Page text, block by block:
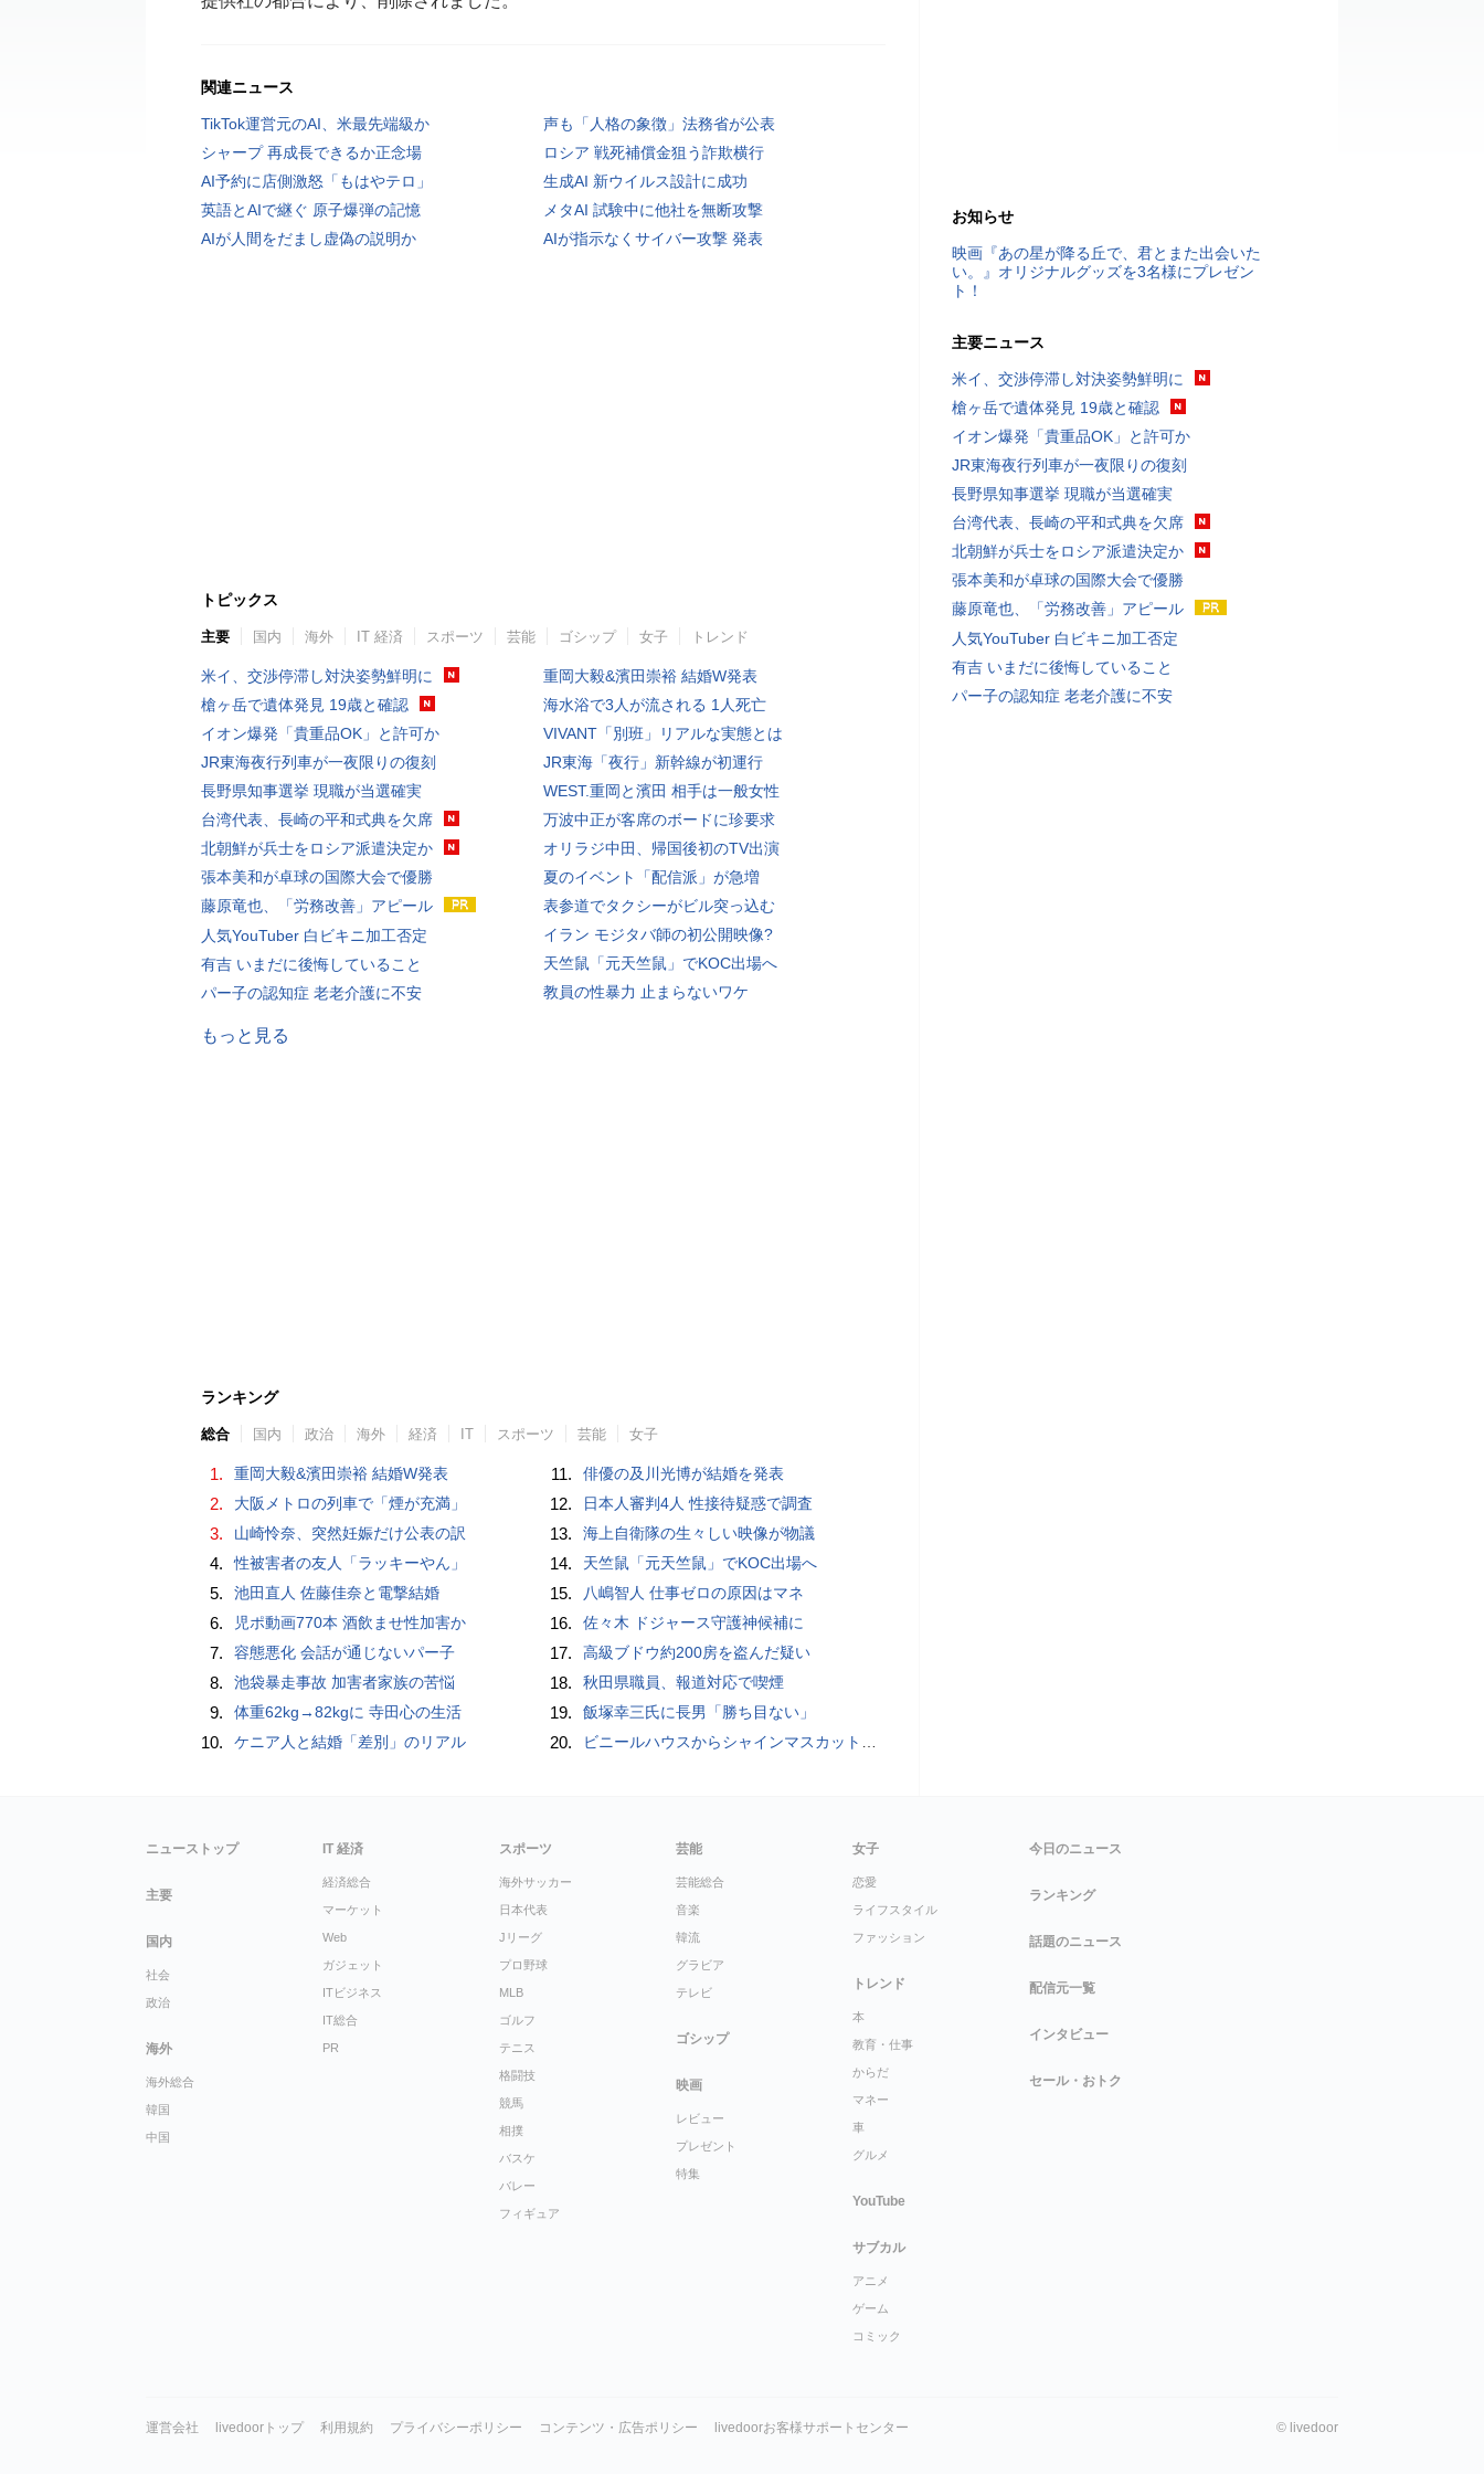
関連ニュース
TikTok運営元のAI、米最先端級か
声も「人格の象徴」法務省が公表
シャープ 再成長できるか正念場
ロシア 戦死補償金狙う詐欺横行
AI予約に店側激怒「もはやテロ」
生成AI 新ウイルス設計に成功
英語とAIで継ぐ 原子爆弾の記憶
メタAI 試験中に他社を無断攻撃
AIが人間をだまし虚偽の説明か
AIが指示なくサイバー攻撃 発表
トピックス
主要 国内 海外 IT 経済 スポーツ 芸能 ゴシップ 女子 トレンド
米イ、交渉停滞し対決姿勢鮮明に
槍ヶ岳で遺体発見 19歳と確認
イオン爆発「貴重品OK」と許可か
JR東海夜行列車が一夜限りの復刻
長野県知事選挙 現職が当選確実
台湾代表、長崎の平和式典を欠席
北朝鮮が兵士をロシア派遣決定か
張本美和が卓球の国際大会で優勝
藤原竜也、「労務改善」アピール
人気YouTuber 白ビキニ加工否定
有吉 いまだに後悔していること
パー子の認知症 老老介護に不安
重岡大毅&濱田崇裕 結婚W発表
海水浴で3人が流される 1人死亡
VIVANT「別班」リアルな実態とは
JR東海「夜行」新幹線が初運行
WEST.重岡と濱田 相手は一般女性
万波中正が客席のボードに珍要求
オリラジ中田、帰国後初のTV出演
夏のイベント「配信派」が急増
表参道でタクシーがビル突っ込む
イラン モジタバ師の初公開映像?
天竺鼠「元天竺鼠」でKOC出場へ
教員の性暴力 止まらないワケ
もっと見る
ランキング
総合 国内 政治 海外 経済 IT スポーツ 芸能 女子
1. 重岡大毅&濱田崇裕 結婚W発表
2. 大阪メトロの列車で「煙が充満」
3. 山崎怜奈、突然妊娠だけ公表の訳
4. 性被害者の友人「ラッキーやん」
5. 池田直人 佐藤佳奈と電撃結婚
6. 児ポ動画770本 酒飲ませ性加害か
7. 容態悪化 会話が通じないパー子
8. 池袋暴走事故 加害者家族の苦悩
9. 体重62kg→82kgに 寺田心の生活
10. ケニア人と結婚「差別」のリアル
11. 俳優の及川光博が結婚を発表
12. 日本人審判4人 性接待疑惑で調査
13. 海上自衛隊の生々しい映像が物議
14. 天竺鼠「元天竺鼠」でKOC出場へ
15. 八嶋智人 仕事ゼロの原因はマネ
16. 佐々木 ドジャース守護神候補に
17. 高級ブドウ約200房を盗んだ疑い
18. 秋田県職員、報道対応で喫煙
19. 飯塚幸三氏に長男「勝ち目ない」
20. ビニールハウスからシャインマスカット約200房を盗んだ疑い ネットで販売か 無職の男（42）逮捕 岡山県警
お知らせ
映画『あの星が降る丘で、君とまた出会いた
い。』オリジナルグッズを3名様にプレゼン
ト！
主要ニュース
米イ、交渉停滞し対決姿勢鮮明に
槍ヶ岳で遺体発見 19歳と確認
イオン爆発「貴重品OK」と許可か
JR東海夜行列車が一夜限りの復刻
長野県知事選挙 現職が当選確実
台湾代表、長崎の平和式典を欠席
北朝鮮が兵士をロシア派遣決定か
張本美和が卓球の国際大会で優勝
藤原竜也、「労務改善」アピール
人気YouTuber 白ビキニ加工否定
有吉 いまだに後悔していること
パー子の認知症 老老介護に不安
ニューストップ
主要
国内
社会
政治
海外
海外総合
韓国
中国
IT 経済
経済総合
マーケット
Web
ガジェット
ITビジネス
IT総合
PR
スポーツ
海外サッカー
日本代表
Jリーグ
プロ野球
MLB
ゴルフ
テニス
格闘技
競馬
相撲
バスケ
バレー
フィギュア
芸能
芸能総合
音楽
韓流
グラビア
テレビ
ゴシップ
映画
レビュー
プレゼント
特集
女子
恋愛
ライフスタイル
ファッション
トレンド
本
教育・仕事
からだ
マネー
車
グルメ
YouTube
サブカル
アニメ
ゲーム
コミック
今日のニュース
ランキング
話題のニュース
配信元一覧
インタビュー
セール・おトク
運営会社 livedoorトップ 利用規約 プライバシーポリシー コンテンツ・広告ポリシー livedoorお客様サポートセンター © livedoor